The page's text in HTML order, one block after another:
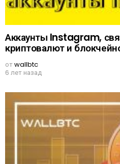
Аккаунты Instagram,
криптовалют и
отwallbtc
6 лет назад